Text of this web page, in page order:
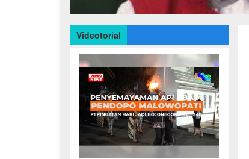
Videotorial